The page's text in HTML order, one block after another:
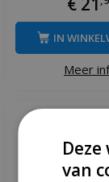
Meer
IN
van